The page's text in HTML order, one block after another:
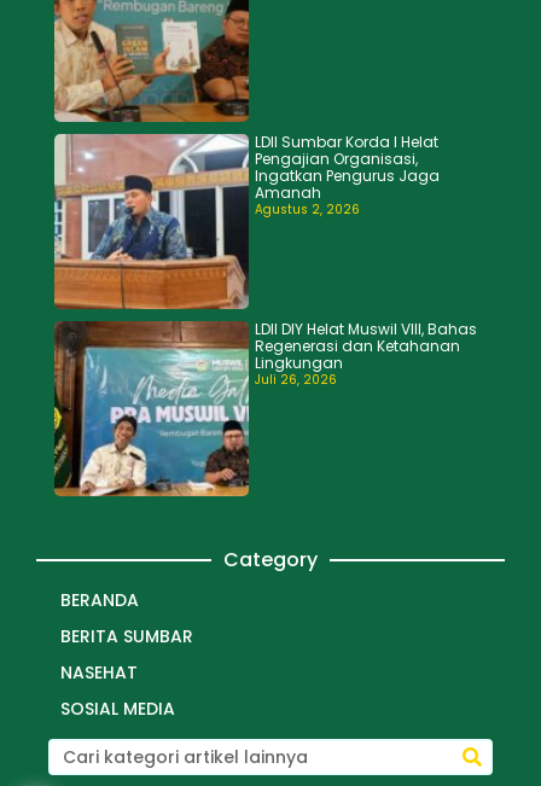
LDII Sumbar Korda I Helat
Pengajian Organisasi,
Ingatkan Pengurus Jaga
Amanah
Agustus 2, 2026
LDII DIY Helat Muswil VIII, Bahas
Regenerasi dan Ketahanan
Lingkungan
Juli 26, 2026
Category
BERANDA
BERITA SUMBAR
NASEHAT
SOSIAL MEDIA